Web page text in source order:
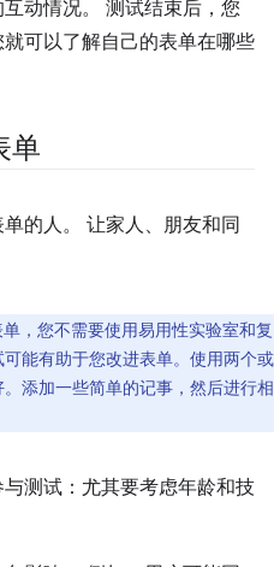
动情况。 测试结束后，您
可以了解自己的表单在哪些
单
的人。 让家人、朋友和同
，您不需要使用易用性实验室和复
能有助于您改进表单。使用两个或
添加一些简单的记事，然后进行相
测试：尤其要考虑年龄和技